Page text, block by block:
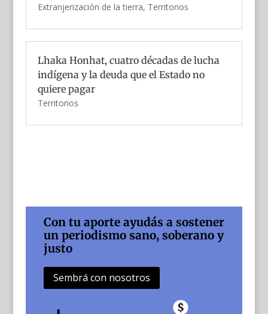
Extranjerización de la tierra, Territorios
Lhaka Honhat, cuatro décadas de lucha
indígena y la deuda que el Estado no
quiere pagar
Territorios
Con tu aporte ayudás a sostener
un periodismo sano, soberano y
justo
Sembrá con nosotros